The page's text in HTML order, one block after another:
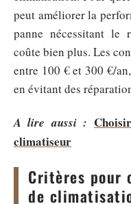
peut améliorer la
panne nécessitant le
coûte bien plus. Les
entre 100 € et 300 €/
en évitant des
A lire aussi :
climatiseur
Critères pour
de